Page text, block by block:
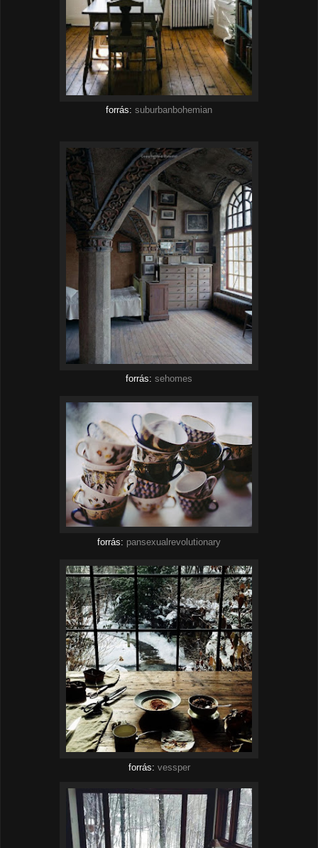
forrás: suburbanbohemian
forrás: sehomes
forrás: pansexualrevolutionary
forrás: vessper